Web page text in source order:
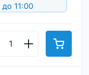
до 11:00